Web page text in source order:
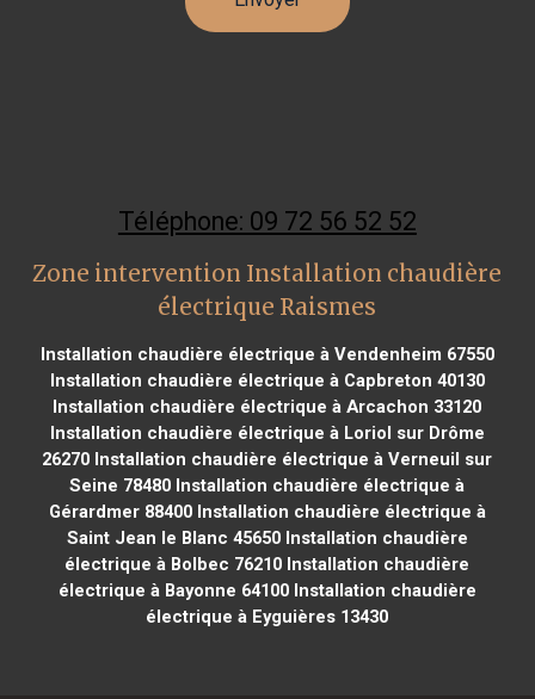
Téléphone: 09 72 56 52 52
Zone intervention Installation chaudière
électrique Raismes
Installation chaudière électrique à Vendenheim 67550
Installation chaudière électrique à Capbreton 40130
Installation chaudière électrique à Arcachon 33120
Installation chaudière électrique à Loriol sur Drôme
26270 Installation chaudière électrique à Verneuil sur
Seine 78480 Installation chaudière électrique à
Gérardmer 88400Installation chaudière électrique à
Saint Jean le Blanc 45650Installation chaudière
électrique à Bolbec 76210 Installation chaudière
électrique à Bayonne 64100Installation chaudière
électrique à Eyguières 13430